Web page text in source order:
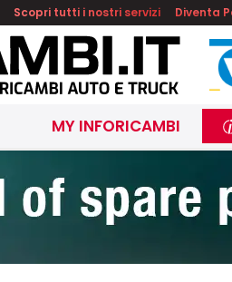
Scopri tutti i nostri servizi Diventa
MY INFORICAMBI